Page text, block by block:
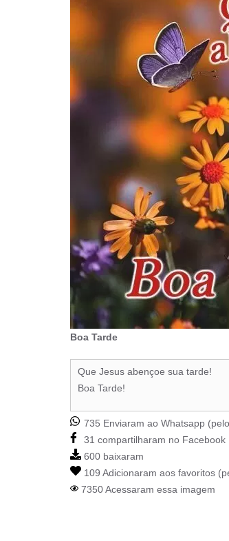
Boa Tarde
Que Jesus abençoe sua tarde!
Boa Tarde!
735 Enviaram ao Whatsapp
31 compartilharam no Facebook
600 baixaram
109 Adicionaram aos favoritos
7350 Acessaram essa imagem